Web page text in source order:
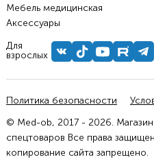
Мебель медицинская
Аксессуары
Для
взрослых
Политика безопасности
© Med-ob, 2017 - 2026. Магазин
спецтоваров Все права
копирование сайта запрещено.